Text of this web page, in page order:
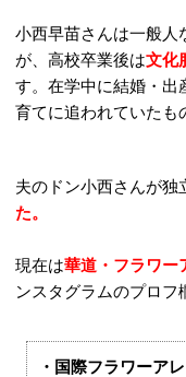
小西早苗さんは一般人
が、高校卒業後は文化
す。在学中に結婚・出
育てに追われていたも
夫のドン小西さんが独
た。
現在は華道・フラワー
ンスタグラムのプロフ
・国際フラワーア